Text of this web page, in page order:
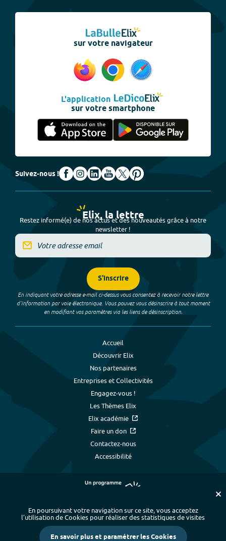
sur votre navigateur
L'application
sur votre smartphone
Suivez-nous !
Elix, la lettre
Restez informé(e) de nos actus et des nouveautés grâce à notre
newsletter !
S'inscrire
En indiquant votre adresse e-mail ci-dessus vous consentez à recevoir notre lettre
d’information par voie électronique. Vous pouvez vous désinscrire à tout moment
en modifiant vos paramètres via les liens de désinscription.
Accueil
Découvrir Elix
Nos partenaires
Entreprises et Collectivités
Engagez-vous !
Les Thèmes Elix
Elix académie
Faire un don
Contactez-nous
Accessibilité
Plan du site - Index alphabétique
-
Mentions légales et données personnelles
- Paramétrer les cookies
En poursuivant votre navigation sur ce site, vous acceptez
l’utilisation de Cookies pour réaliser des statistiques de visites
En savoir plus et paramétrer les Cookies